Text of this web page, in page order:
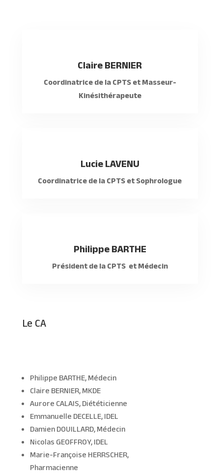
Claire BERNIER
Coordinatrice de la CPTS et Masseur-
Kinésithérapeute
Lucie LAVENU
Coordinatrice de la CPTS et Sophrologue
Philippe BARTHE
Président de la CPTS et Médecin
Le CA
Philippe BARTHE, Médecin
Claire BERNIER, MKDE
Aurore CALAIS, Diététicienne
Emmanuelle DECELLE, IDEL
Damien DOUILLARD, Médecin
Nicolas GEOFFROY, IDEL
Marie-Françoise HERRSCHER,
Pharmacienne